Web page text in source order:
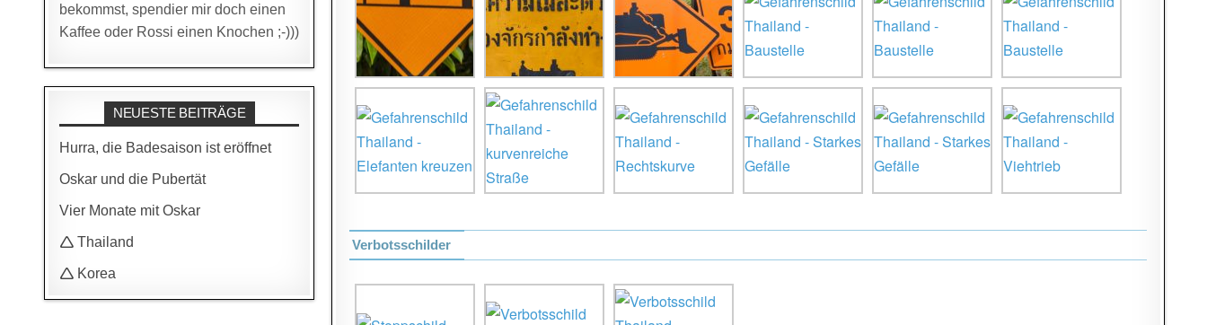
Verbotsschilder
bekommst, spendier mir doch einen
Kaffee oder Rossi einen Knochen ;-)))
NEUESTE BEITRÄGE
Hurra, die Badesaison ist eröffnet
Oskar und die Pubertät
Vier Monate mit Oskar
🛆 Thailand
🛆 Korea